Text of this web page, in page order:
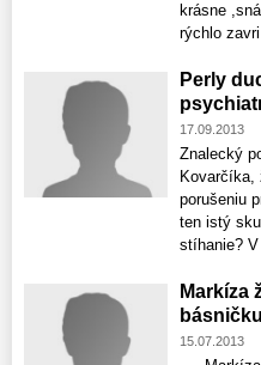
krásne
rýchlo
Perly
17.09.2013
Znalecký
Kovarčíka,
porušeniu
ten istý
stíhanie?
Markíza
15.07.2013